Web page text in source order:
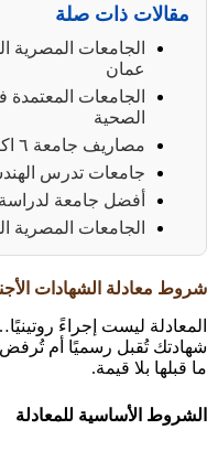
مقالات ذات صلة
الجامعات المصرية
عمان
الجامعات
الصحية
مصاريف جامعة ٦ اكتوبر
جامعات تدرس
أفضل جامعة
الجامعات المصرية
شروط معادلة الشهادات
المعادلة ليست إجراءً
شهادتك تُقبل رسميًا أم
ما قبلها بلا قيمة.
الشروط الأساسية للمعادلة